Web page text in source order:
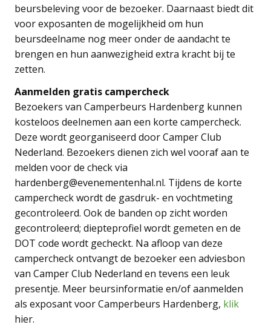
beursbeleving voor de bezoeker. Daarnaast biedt dit
voor exposanten de mogelijkheid om hun
beursdeelname nog meer onder de aandacht te
brengen en hun aanwezigheid extra kracht bij te
zetten.
Aanmelden gratis campercheck
Bezoekers van Camperbeurs Hardenberg kunnen
kosteloos deelnemen aan een korte campercheck.
Deze wordt georganiseerd door Camper Club
Nederland. Bezoekers dienen zich wel vooraf aan te
melden voor de check via
hardenberg@evenementenhal.nl. Tijdens de korte
campercheck wordt de gasdruk- en vochtmeting
gecontroleerd. Ook de banden op zicht worden
gecontroleerd; diepteprofiel wordt gemeten en de
DOT code wordt gecheckt. Na afloop van deze
campercheck ontvangt de bezoeker een adviesbon
van Camper Club Nederland en tevens een leuk
presentje. Meer beursinformatie en/of aanmelden
als exposant voor Camperbeurs Hardenberg, klik
hier.